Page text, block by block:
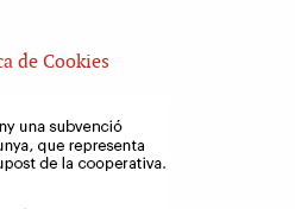
de Cookies